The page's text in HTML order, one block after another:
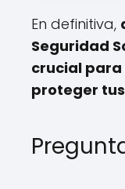
En definitiva,
Seguridad
crucial
proteger